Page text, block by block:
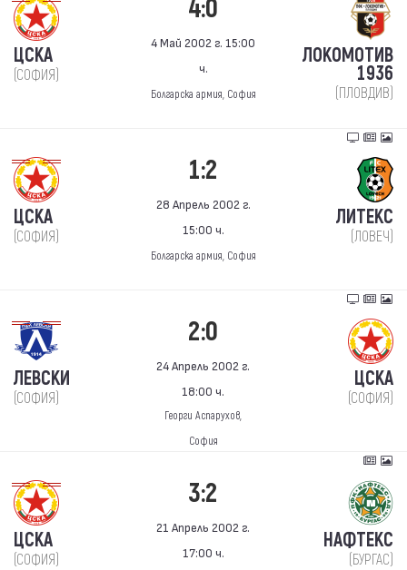
ЦСКА
(СОФИЯ)
4:0
4 Май 2002 г. 15:00
ч.
Болгарска армия, София
ЛОКОМОТИВ
1936
(ПЛОВДИВ)
ЦСКА
(СОФИЯ)
1:2
28 Апрель 2002 г.
15:00 ч.
Болгарска армия, София
ЛИТЕКС
(ЛОВЕЧ)
ЛЕВСКИ
(СОФИЯ)
2:0
24 Апрель 2002 г.
18:00 ч.
Георги Аспарухов,
София
ЦСКА
(СОФИЯ)
ЦСКА
(СОФИЯ)
3:2
21 Апрель 2002 г.
17:00 ч.
НАФТЕКС
(БУРГАС)